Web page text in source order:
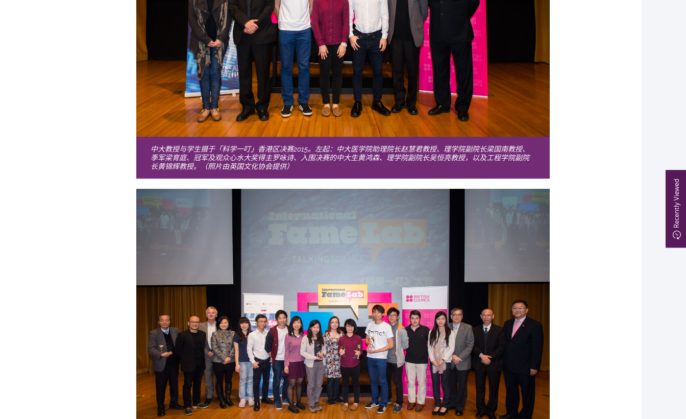
Recently Viewed
中大教授与学生摄于「科学一叮」香港区决赛2015。左起：中大医学院助理院长赵慧君教授、理学院副院长梁国南教授、
季军梁育庭、冠军及观众心水大奖得主罗咏诗、入围决赛的中大生黄鸿森、理学院副院长吴恒亮教授，以及工程学院副院
长黄锦辉教授。（照片由英国文化协会提供）